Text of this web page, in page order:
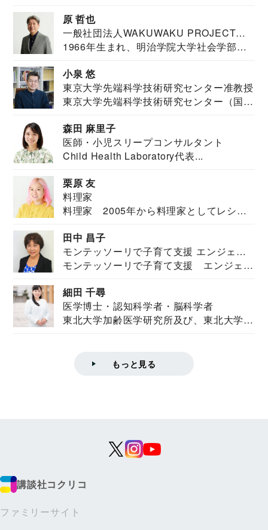
原 哲也
一般社団法人WAKUWAKU PROJECT
JAPAN代表・言語聴覚士・社会福祉士
1966年生まれ、明治学院大学社会学部福
小泉 悠
東京大学先端科学技術研究センター准教授
東京大学先端科学技術研究センター（国際
森田 麻里子
医師・小児スリープコンサルタント
Child Health Laboratory代表...
栗原 友
料理家
料理家 2005年から料理家としてレシピ
田中 昌子
モンテッソーリで子育て支援 エンジェル
ズハウス研究所所長
モンテッソーリで子育て支援 エンジェル
細田 千尋
医学博士・認知科学者・脳科学者
東北大学加齢医学研究所及び、東北大学大
もっと見る
講談社コクリコ
ファミリーサイト